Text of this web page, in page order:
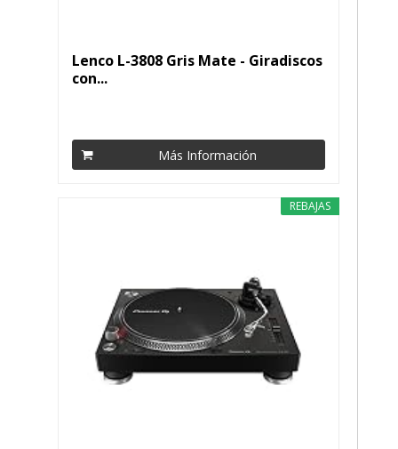
Lenco L-3808 Gris Mate - Giradiscos
con...
Más Información
REBAJAS